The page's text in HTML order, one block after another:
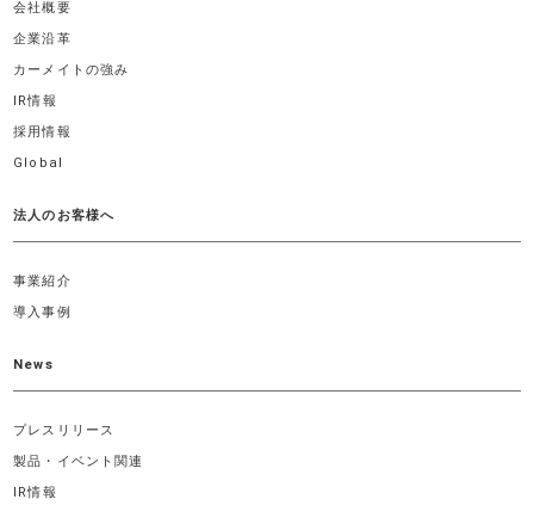
会社概要
企業沿革
カーメイトの強み
IR情報
採用情報
Global
法人のお客様へ
事業紹介
導入事例
News
プレスリリース
製品・イベント関連
IR情報